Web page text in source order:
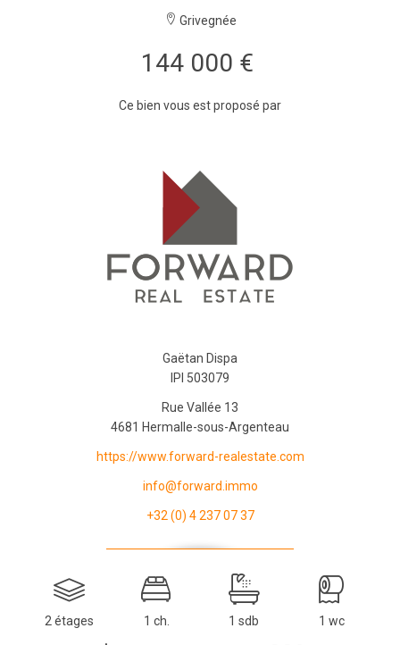
Grivegnée
144 000 €
Ce bien vous est proposé par
Gaëtan Dispa
IPI 503079
Rue Vallée 13
4681 Hermalle-sous-Argenteau
https://www.forward-realestate.com
info@forward.immo
+32 (0) 4 237 07 37
2 étages 1 ch. 1 sdb 1 wc